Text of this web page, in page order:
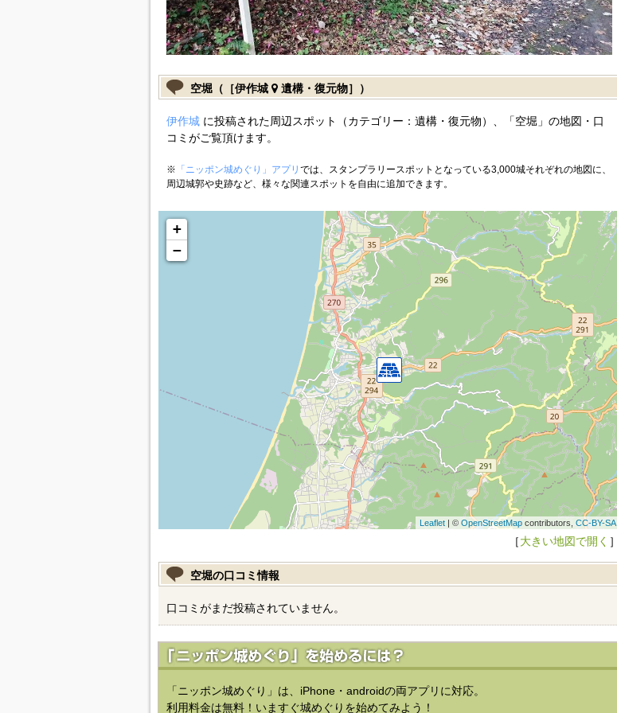
空堀（［伊作城 遺構・復元物］）
伊作城に投稿された周辺スポット（カテゴリー：遺構・復元物）、「空堀」の地図・口
コミがご覧頂けます。
※ 「ニッポン城めぐり」アプリ では、スタンプラリースポットとなっている3,000城それぞれの地図に、
周辺城郭や史跡など、様々な関連スポットを自由に追加できます。
+
−
Leaflet| © OpenStreetMapcontributors, CC-BY-SA
［大きい地図で開く ］
空堀の口コミ情報
口コミがまだ投稿されていません。
「ニッポン城めぐり」は、iPhone・androidの両アプリに対応。
利用料金は無料！いますぐ城めぐりを始めてみよう！